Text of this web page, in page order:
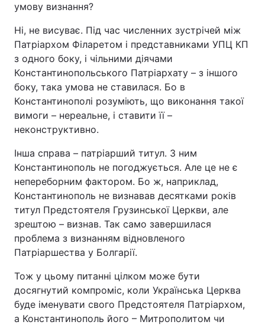
умову визнання?
Ні, не висуває. Під час численних зустрічей між
Патріархом Філаретом і представниками УПЦ КП
з одного боку, і чільними діячами
Константинопольського Патріархату – з іншого
боку, така умова не ставилася. Бо в
Константинополі розуміють, що виконання такої
вимоги – нереальне, і ставити її –
неконструктивно.
Інша справа – патріарший титул. З ним
Константинополь не погоджується. Але це не є
непереборним фактором. Бо ж, наприклад,
Константинополь не визнавав десятками років
титул Предстоятеля Грузинської Церкви, але
зрештою – визнав. Так само завершилася
проблема з визнанням відновленого
Патріаршества у Болгарії.
Тож у цьому питанні цілком може бути
досягнутий компроміс, коли Українська Церква
буде іменувати свого Предстоятеля Патріархом,
а Константинополь його – Митрополитом чи